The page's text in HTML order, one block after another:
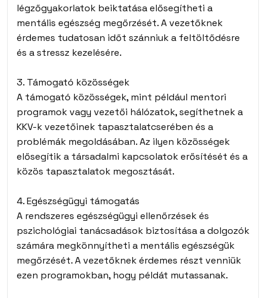
légzőgyakorlatok beiktatása elősegítheti a
mentális egészség megőrzését. A vezetőknek
érdemes tudatosan időt szánniuk a feltöltődésre
és a stressz kezelésére.
3. Támogató közösségek
A támogató közösségek, mint például mentori
programok vagy vezetői hálózatok, segíthetnek a
KKV-k vezetőinek tapasztalatcserében és a
problémák megoldásában. Az ilyen közösségek
elősegítik a társadalmi kapcsolatok erősítését és a
közös tapasztalatok megosztását.
4. Egészségügyi támogatás
A rendszeres egészségügyi ellenőrzések és
pszichológiai tanácsadások biztosítása a dolgozók
számára megkönnyítheti a mentális egészségük
megőrzését. A vezetőknek érdemes részt venniük
ezen programokban, hogy példát mutassanak.